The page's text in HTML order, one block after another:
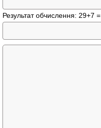
Результат обчислення: 29+7 =